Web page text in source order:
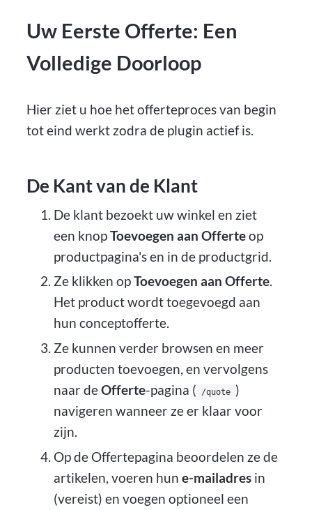
Uw Eerste Offerte: Een
Volledige Doorloop
Hier ziet u hoe het offerteproces van begin
tot eind werkt zodra de plugin actief is.
De Kant van de Klant
De klant bezoekt uw winkel en ziet
een knopToevoegen aan Offerteop
productpagina's en in de productgrid.
Ze klikken opToevoegen aan Offerte.
Het product wordt toegevoegd aan
hun conceptofferte.
Ze kunnen verder browsen en meer
producten toevoegen, en vervolgens
naar deOfferte-pagina ( /quote )
navigeren wanneer ze er klaar voor
zijn.
Op de Offertepagina beoordelen ze de
artikelen, voeren hun e-mailadresin
(vereist) en voegen optioneel een